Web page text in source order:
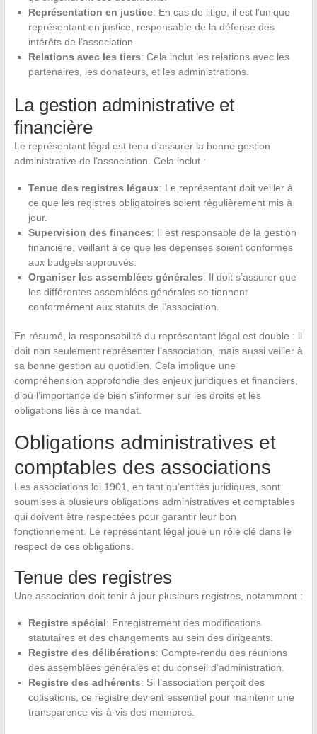
Représentation en justice: En cas de litige, il est l’unique
représentant en justice, responsable de la défense des
intérêts de l’association.
Relations avec les tiers: Cela inclut les relations avec les
partenaires, les donateurs, et les administrations.
La gestion administrative et
financière
Le représentant légal est tenu d’assurer la bonne gestion
administrative de l’association. Cela inclut :
Tenue des registres légaux: Le représentant doit veiller à
ce que les registres obligatoires soient régulièrement mis à
jour.
Supervision des finances: Il est responsable de la gestion
financière, veillant à ce que les dépenses soient conformes
aux budgets approuvés.
Organiser les assemblées générales: Il doit s’assurer que
les différentes assemblées générales se tiennent
conformément aux statuts de l’association.
En résumé, la responsabilité du représentant légal est double : il
doit non seulement représenter l’association, mais aussi veiller à
sa bonne gestion au quotidien. Cela implique une
compréhension approfondie des enjeux juridiques et financiers,
d’où l’importance de bien s’informer sur les droits et les
obligations liés à ce mandat.
Obligations administratives et
comptables des associations
Les associations loi 1901, en tant qu’entités juridiques, sont
soumises à plusieurs obligations administratives et comptables
qui doivent être respectées pour garantir leur bon
fonctionnement. Le représentant légal joue un rôle clé dans le
respect de ces obligations.
Tenue des registres
Une association doit tenir à jour plusieurs registres, notamment :
Registre spécial: Enregistrement des modifications
statutaires et des changements au sein des dirigeants.
Registre des délibérations: Compte-rendu des réunions
des assemblées générales et du conseil d’administration.
Registre des adhérents: Si l’association perçoit des
cotisations, ce registre devient essentiel pour maintenir une
transparence vis-à-vis des membres.